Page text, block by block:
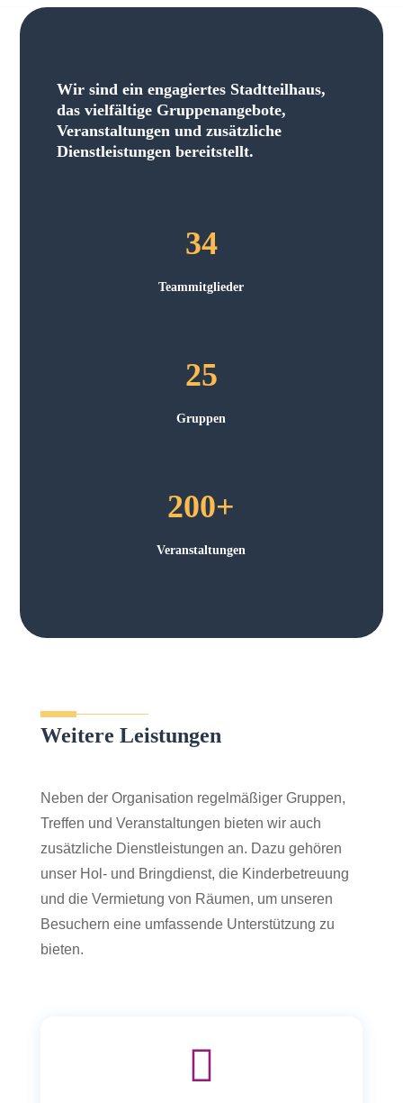
Wir sind ein engagiertes Stadtteilhaus,
das vielfältige Gruppenangebote,
Veranstaltungen und zusätzliche
Dienstleistungen bereitstellt.
34
Teammitglieder
25
Gruppen
200+
Veranstaltungen
Weitere Leistungen
Neben der Organisation regelmäßiger Gruppen,
Treffen und Veranstaltungen bieten wir auch
zusätzliche Dienstleistungen an. Dazu gehören
unser Hol- und Bringdienst, die Kinderbetreuung
und die Vermietung von Räumen, um unseren
Besuchern eine umfassende Unterstützung zu
bieten.
